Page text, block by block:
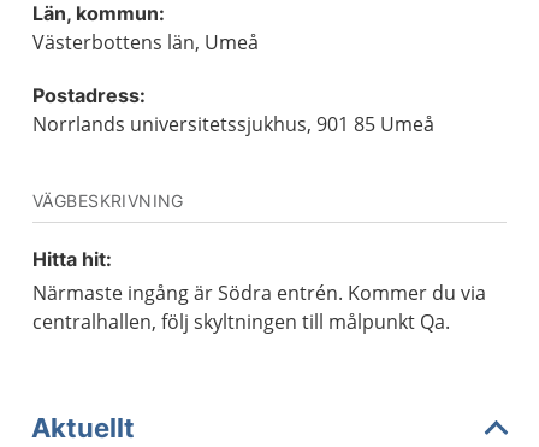
Län, kommun:
Västerbottens län, Umeå
Postadress:
Norrlands universitetssjukhus, 901 85 Umeå
VÄGBESKRIVNING
Hitta hit:
Närmaste ingång är Södra entrén. Kommer du via
centralhallen, följ skyltningen till målpunkt Qa.
Aktuellt